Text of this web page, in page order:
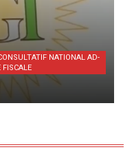
NATIONAL AD-